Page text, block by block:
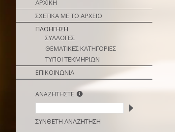
ΑΡΧΙΚΗ
ΣΧΕΤΙΚΑ ΜΕ ΤΟ ΑΡΧΕΙΟ
ΠΛΟΗΓΗΣΗ
ΣΥΛΛΟΓΕΣ
ΘΕΜΑΤΙΚΕΣ ΚΑΤΗΓΟΡΙΕΣ
ΤΥΠΟΙ ΤΕΚΜΗΡΙΩΝ
ΕΠΙΚΟΙΝΩΝΙΑ
ΑΝΑΖΗΤΗΣΤΕ
ΣΥΝΘΕΤΗ ΑΝΑΖΗΤΗΣΗ